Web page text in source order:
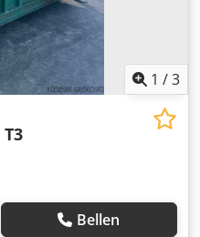
1 /3
T3
Bellen